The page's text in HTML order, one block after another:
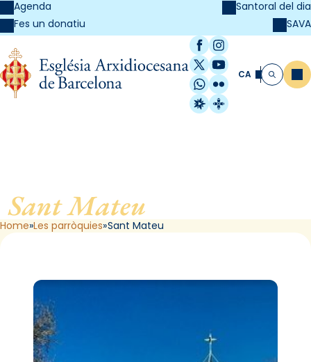
Agenda
Fes un donatiu
Santoral del dia
SAVA
Facebook
Instagram
X / Twitter
YouTube
WhatsApp
Flickr
Radio Estel
Catalunya
CA Cerca
Sant Mateu
Home Les parròquies Sant Mateu